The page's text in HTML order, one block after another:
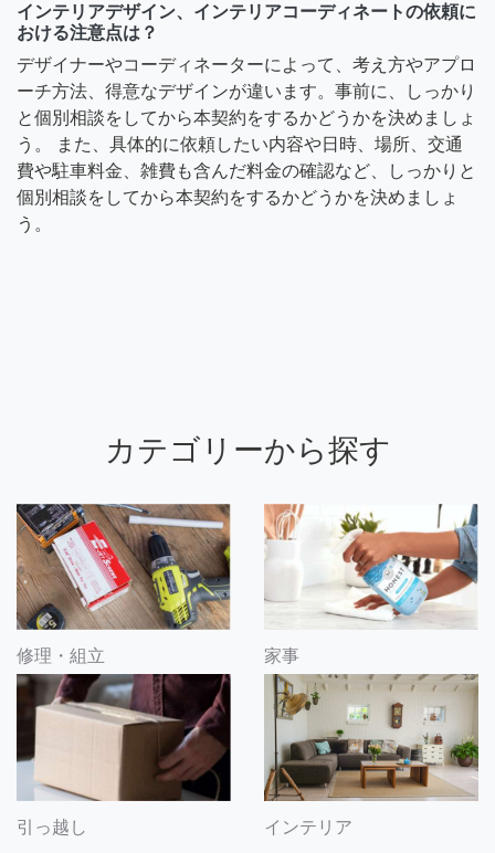
インテリアデザイン、インテリアコーディネートの依頼に
おける注意点は？
デザイナーやコーディネーターによって、考え方やアプロ
ーチ方法、得意なデザインが違います。事前に、しっかり
と個別相談をしてから本契約をするかどうかを決めましょ
う。 また、具体的に依頼したい内容や日時、場所、交通
費や駐車料金、雑費も含んだ料金の確認など、しっかりと
個別相談をしてから本契約をするかどうかを決めましょ
う。
カテゴリーから探す
修理・組立 家事
引っ越し インテリア